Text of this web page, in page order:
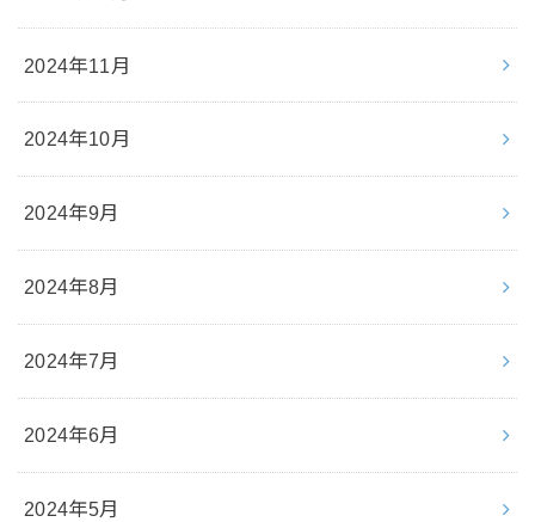
2024年11月
2024年10月
2024年9月
2024年8月
2024年7月
2024年6月
2024年5月